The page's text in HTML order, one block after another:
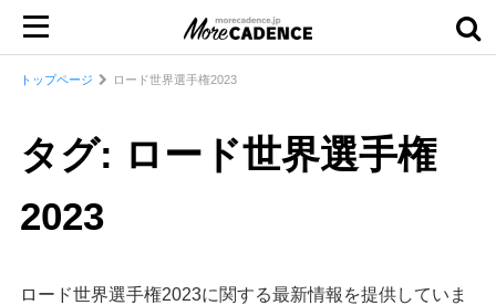
トップページ ロード世界選手権2023
タグ: ロード世界選手権
2023
ロード世界選手権2023に関する最新情報を提供していま